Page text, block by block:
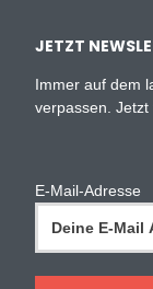
JETZT
Immer auf dem
verpassen. Jetzt
E-Mail-Adresse